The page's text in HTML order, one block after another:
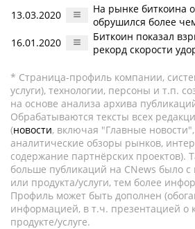
13.03.2020
На рынке биткоина
обрушился более
16.01.2020
Биткоин показал
рекорд скорости
* Страница-профиль компании,
услуги), технологии, персоны и т.п.
на основе анализа архива
Обрабатываются тексты всех
(новости, включая "Главные новости",
аналитические обзоры рынков,
содержание партнёрских проектов).
больше публикаций на CNews было
или продукта/услуги, тем более
Профиль может быть дополнен
информацией, в т.ч. презентацией о
продукте/услуге.